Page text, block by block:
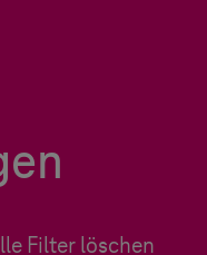
Filter löschen